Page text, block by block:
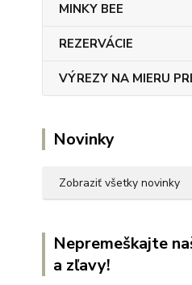
MINKY BEE
REZERVÁCIE
VÝREZY NA MIERU
Novinky
Zobraziť všetky novinky
Nepremeškajte
a zľavy!